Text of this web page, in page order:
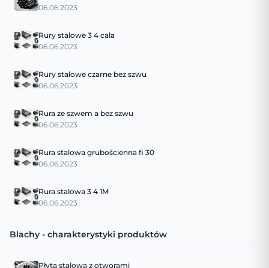
06.06.2023
Rury stalowe 3 4 cala
06.06.2023
Rury stalowe czarne bez szwu
06.06.2023
Rura ze szwem a bez szwu
06.06.2023
Rura stalowa grubościenna fi 30
06.06.2023
Rura stalowa 3 4 1M
06.06.2023
Blachy - charakterystyki produktów
Płyta stalowa z otworami